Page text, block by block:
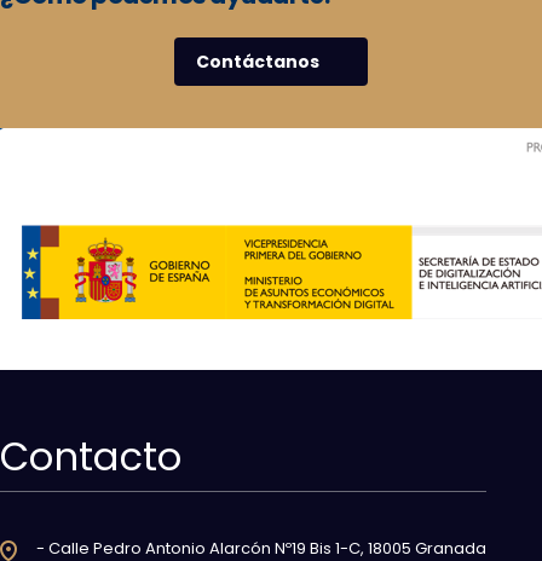
Contáctanos
Contacto
- Calle Pedro Antonio Alarcón Nº19 Bis 1-C, 18005 Granada